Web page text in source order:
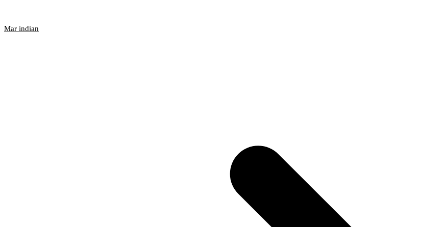
Mar indian